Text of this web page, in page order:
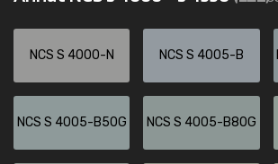
NCS S 4000-N NCS S 4005-B
NCS S 4005-B50G NCS S 4005-B80G